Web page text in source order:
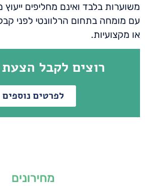
משוערות בלבד ואינם מחליפים ייעוץ
עם מומחה בתחום הרלוונטי לפני
או מקצועיות.
רוצים לקבל
לפרטים נוספים
מחירונים